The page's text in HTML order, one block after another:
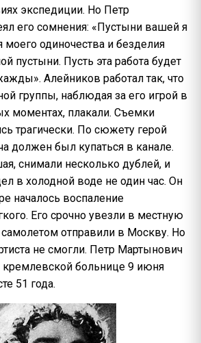
экспедиции. Но Петр
его сомнения: «Пустыни вашей я
одиночества и безделия
пустыни. Пусть эта работа будет
Алейников работал так, что
группы, наблюдая за его игрой в
моментах, плакали. Съемки
трагически. По сюжету герой
должен был купаться в канале.
снимали несколько дублей, и
в холодной воде не один час. Он
началось воспаление
Его срочно увезли в местную
отправили в Москву. Но
не смогли. Петр Мартынович
больнице 9 июня
51 года.